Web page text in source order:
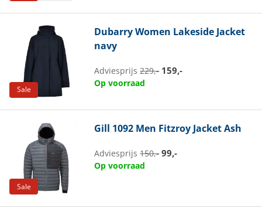
Sale
DubarryWomen Lakeside Jacket
navy
Adviesprijs229,- 159,-
Op voorraad
Sale
Gill 1092 Men Fitzroy Jacket Ash
Adviesprijs150,- 99,-
Op voorraad